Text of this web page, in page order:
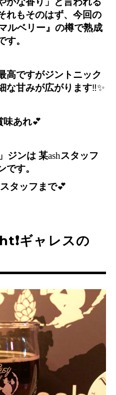
れもそのはず、今回の
ルベリー』の樽で熟成
す。
高ですがジントニック
な甘みが広がります‼️✨
味あれ💕
」ジンは 某ashスタッフ
です。
スタッフまで💕
ギャレスの